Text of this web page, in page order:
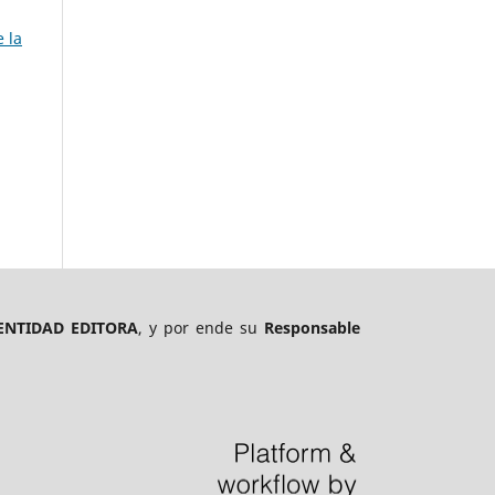
la
EDITORA, y por ende su Responsable